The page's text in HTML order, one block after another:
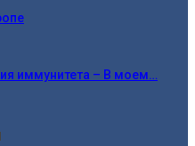
иммунитета – В моем…